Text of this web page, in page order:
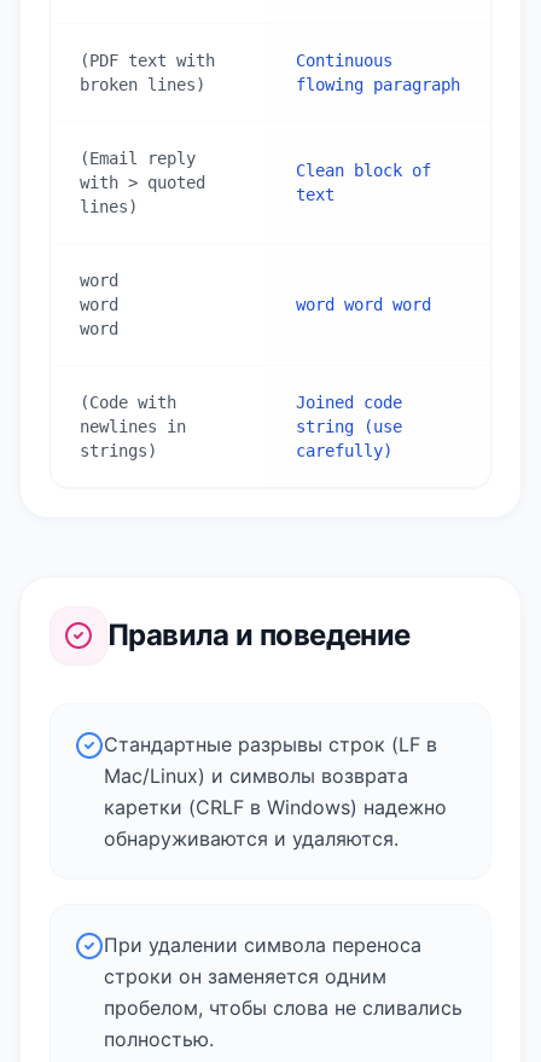
(PDF text with
broken lines)
Continuous
flowing paragraph
(Email reply
with > quoted
lines)
Clean block of
text
word
word
word
word word word
(Code with
newlines in
strings)
Joined code
string (use
carefully)
Правила и поведение
Стандартные разрывы строк (LF в
Mac/Linux) и символы возврата
каретки (CRLF в Windows) надежно
обнаруживаются и удаляются.
При удалении символа переноса
строки он заменяется одним
пробелом, чтобы слова не сливались
полностью.